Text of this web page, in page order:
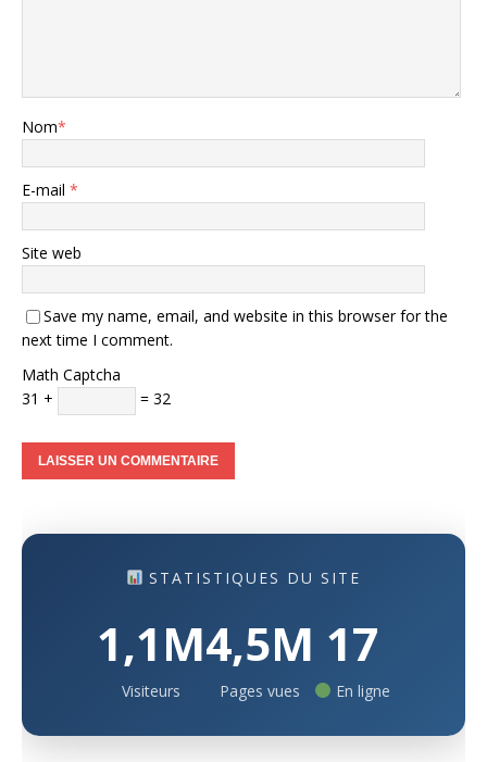
Nom*
E-mail *
Site web
Save my name, email, and website in this browser for the
next time I comment.
Math Captcha
31 +
= 32
STATISTIQUES DU SITE
1,1M
Visiteurs
4,5M
Pages vues
17
En ligne